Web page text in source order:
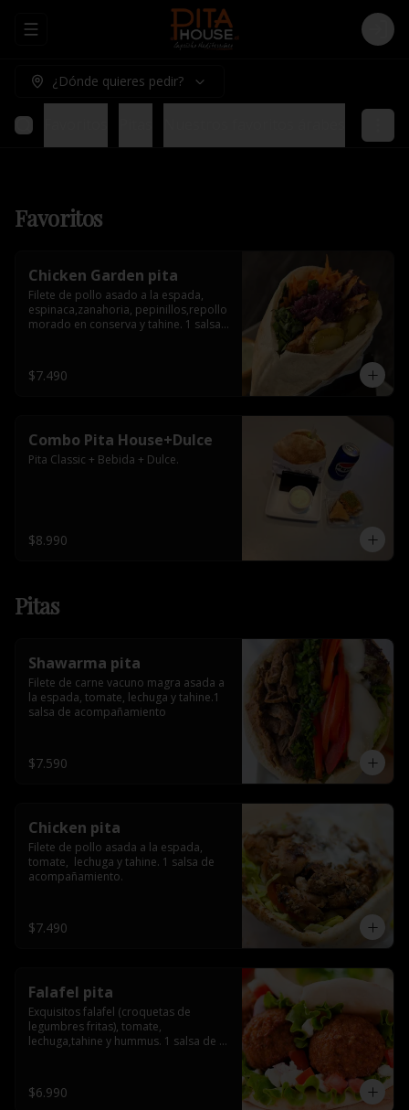
Abrir menu de navegación Login
¿Dónde quieres pedir?
Favoritos
Chicken Garden pita
Filete de pollo asado a la espada,
espinaca,zanahoria, pepinillos,repollo
morado en conserva y tahine. 1 salsa
$7.490
Combo Pita House+Dulce
Pita Classic + Bebida + Dulce.
$8.990
Pitas
Shawarma pita
Filete de carne vacuno magra asada a
la espada, tomate, lechuga y tahine.1
salsa de acompañamiento
$7.590
Chicken pita
Filete de pollo asada a la espada,
tomate,  lechuga y tahine. 1 salsa de
acompañamiento.
$7.490
Falafel pita
Exquisitos falafel (croquetas de
legumbres fritas), tomate,
lechuga,tahine y hummus. 1 salsa de
$6.990